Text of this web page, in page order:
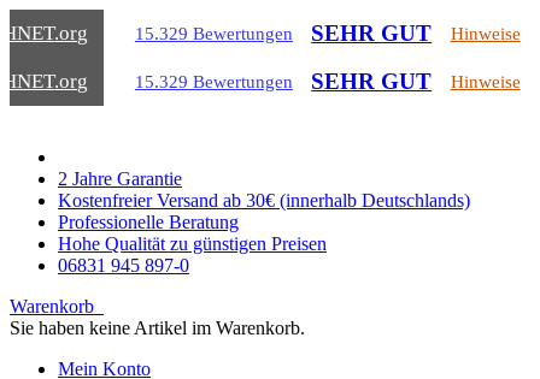
.org 15.329 Bewertungen SEHR GUT Hinweise
.org 15.329 Bewertungen SEHR GUT Hinweise
2 Jahre Garantie
Kostenfreier Versand ab 30€ (innerhalb Deutschlands)
Professionelle Beratung
Hohe Qualität zu günstigen Preisen
06831 945 897-0
Warenkorb
Sie haben keine Artikel im Warenkorb.
Mein Konto